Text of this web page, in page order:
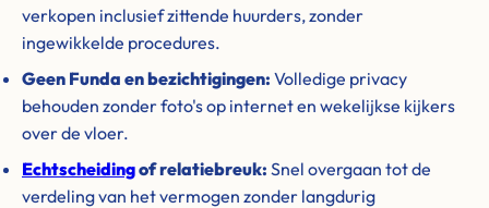
verkopen inclusief zittende huurders, zonder
ingewikkelde procedures.
Geen Funda en bezichtigingen: Volledige privacy
behouden zonder foto's op internet en wekelijkse kijkers
over de vloer.
Echtscheidingof relatiebreuk: Snel overgaan tot de
verdeling van het vermogen zonder langdurig